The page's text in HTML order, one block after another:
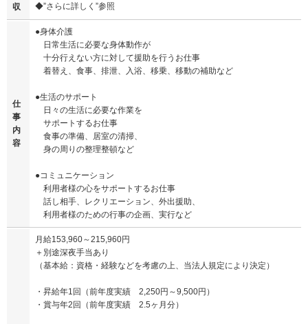
収
◆”さらに詳しく”参照
仕
事
内
容
●身体介護
日常生活に必要な身体動作が
十分行えない方に対して援助を行うお仕事
着替え、食事、排泄、入浴、移乗、移動の補助など
●生活のサポート
日々の生活に必要な作業を
サポートするお仕事
食事の準備、居室の清掃、
身の周りの整理整頓など
●コミュニケーション
利用者様の心をサポートするお仕事
話し相手、レクリエーション、外出援助、
利用者様のための行事の企画、実行など
月給153,960～215,960円
＋別途深夜手当あり
（基本給：資格・経験などを考慮の上、当法人規定により決定）
・昇給年1回（前年度実績 2,250円～9,500円）
・賞与年2回（前年度実績 2.5ヶ月分）